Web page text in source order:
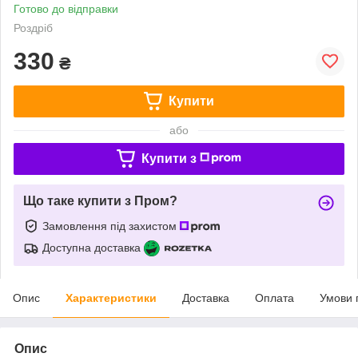
Готово до відправки
Роздріб
330 ₴
Купити
або
Купити з
Що таке купити з Пром?
Замовлення під захистом
Доступна доставка
Опис Характеристики Доставка Оплата Умови
Опис